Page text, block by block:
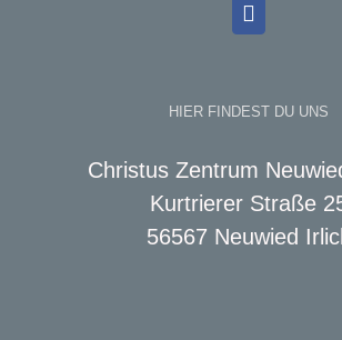
HIER FINDEST DU UNS
Christus Zentrum
Kurtrierer Straße
56567 Neuwied